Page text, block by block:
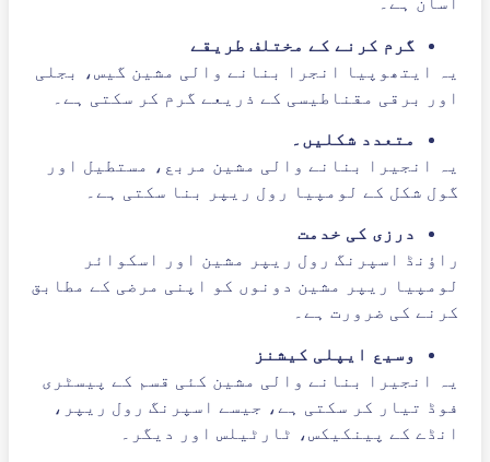
گرم کرنے کے مختلف طریقے
یہ ایتھوپیا انجرا بنانے والی مشین گیس، بجلی
اور برقی مقناطیسی کے ذریعے گرم کر سکتی ہے۔
متعدد شکلیں۔
یہ انجیرا بنانے والی مشین مربع، مستطیل اور
گول شکل کے لومپیا رول ریپر بنا سکتی ہے۔
درزی کی خدمت
راؤنڈ اسپرنگ رول ریپر مشین اور اسکوائر
لومپیا ریپر مشین دونوں کو اپنی مرضی کے مطابق
کرنے کی ضرورت ہے۔
وسیع ایپلی کیشنز
یہ انجیرا بنانے والی مشین کئی قسم کے پیسٹری
فوڈ تیار کر سکتی ہے، جیسے اسپرنگ رول ریپر،
انڈے کے پینکیکس، ٹارٹیلس اور دیگر۔